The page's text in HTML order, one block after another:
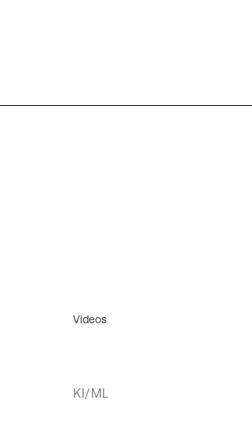
Videos
KI/ML